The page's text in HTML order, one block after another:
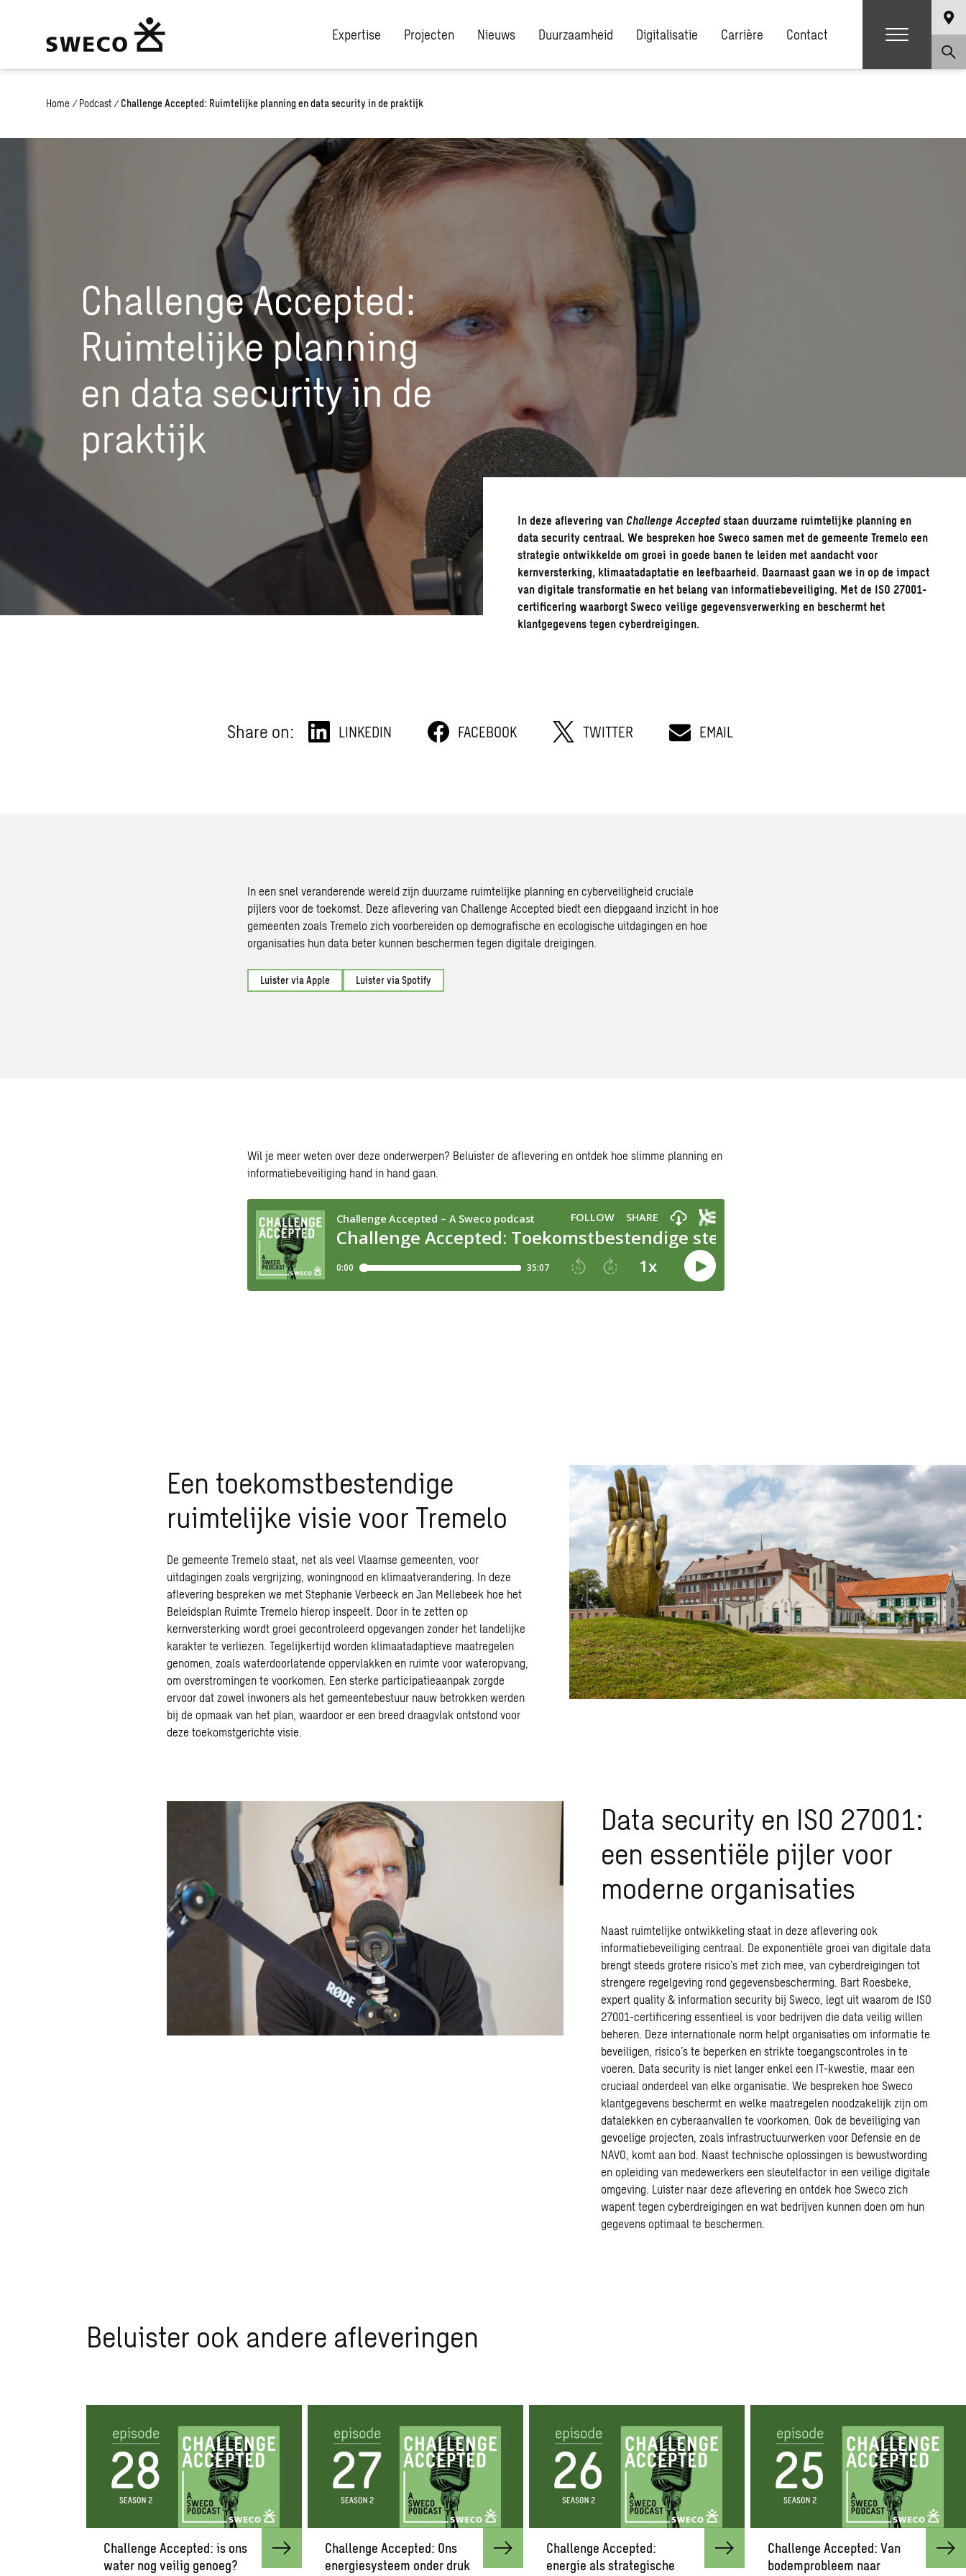
Expertise Projecten Nieuws Duurzaamheid Digitalisatie Carrière Contact
Home / Podcast / Challenge Accepted: Ruimtelijke planning en data security in de praktijk
Challenge Accepted:
Ruimtelijke planning
en data security in de
praktijk
In deze aflevering van Challenge Acceptedstaan duurzame ruimtelijke planning en
data security centraal. We bespreken hoe Sweco samen met de gemeente Tremelo een
strategie ontwikkelde om groei in goede banen te leiden met aandacht voor
kernversterking, klimaatadaptatie en leefbaarheid. Daarnaast gaan we in op de impact
van digitale transformatie en het belang van informatiebeveiliging. Met de ISO 27001-
certificering waarborgt Sweco veilige gegevensverwerking en beschermt het
klantgegevens tegen cyberdreigingen.
Share on: LINKEDIN FACEBOOK TWITTER EMAIL
In een snel veranderende wereld zijn duurzame ruimtelijke planning en cyberveiligheid cruciale
pijlers voor de toekomst. Deze aflevering van Challenge Accepted biedt een diepgaand inzicht in hoe
gemeenten zoals Tremelo zich voorbereiden op demografische en ecologische uitdagingen en hoe
organisaties hun data beter kunnen beschermen tegen digitale dreigingen.
Luister via Apple Luister via Spotify
Wil je meer weten over deze onderwerpen? Beluister de aflevering en ontdek hoe slimme planning en
informatiebeveiliging hand in hand gaan.
Een toekomstbestendige
ruimtelijke visie voor Tremelo
De gemeente Tremelo staat, net als veel Vlaamse gemeenten, voor
uitdagingen zoals vergrijzing, woningnood en klimaatverandering. In deze
aflevering bespreken we met Stephanie Verbeeck en Jan Mellebeek hoe het
Beleidsplan Ruimte Tremelo hierop inspeelt. Door in te zetten op
kernversterking wordt groei gecontroleerd opgevangen zonder het landelijke
karakter te verliezen. Tegelijkertijd worden klimaatadaptieve maatregelen
genomen, zoals waterdoorlatende oppervlakken en ruimte voor wateropvang,
om overstromingen te voorkomen. Een sterke participatieaanpak zorgde
ervoor dat zowel inwoners als het gemeentebestuur nauw betrokken werden
bij de opmaak van het plan, waardoor er een breed draagvlak ontstond voor
deze toekomstgerichte visie.
Data security en ISO 27001:
een essentiële pijler voor
moderne organisaties
Naast ruimtelijke ontwikkeling staat in deze aflevering ook
informatiebeveiliging centraal. De exponentiële groei van digitale data
brengt steeds grotere risico’s met zich mee, van cyberdreigingen tot
strengere regelgeving rond gegevensbescherming. Bart Roesbeke,
expert quality & information security bij Sweco, legt uit waarom de ISO
27001-certificering essentieel is voor bedrijven die data veilig willen
beheren. Deze internationale norm helpt organisaties om informatie te
beveiligen, risico’s te beperken en strikte toegangscontroles in te
voeren. Data security is niet langer enkel een IT-kwestie, maar een
cruciaal onderdeel van elke organisatie. We bespreken hoe Sweco
klantgegevens beschermt en welke maatregelen noodzakelijk zijn om
datalekken en cyberaanvallen te voorkomen. Ook de beveiliging van
gevoelige projecten, zoals infrastructuurwerken voor Defensie en de
NAVO, komt aan bod. Naast technische oplossingen is bewustwording
en opleiding van medewerkers een sleutelfactor in een veilige digitale
omgeving. Luister naar deze aflevering en ontdek hoe Sweco zich
wapent tegen cyberdreigingen en wat bedrijven kunnen doen om hun
gegevens optimaal te beschermen.
Beluister ook andere afleveringen
Challenge Accepted: is ons
water nog veilig genoeg?
Challenge Accepted: Ons
energiesysteem onder druk
Challenge Accepted:
energie als strategische
Challenge Accepted: Van
bodemprobleem naar